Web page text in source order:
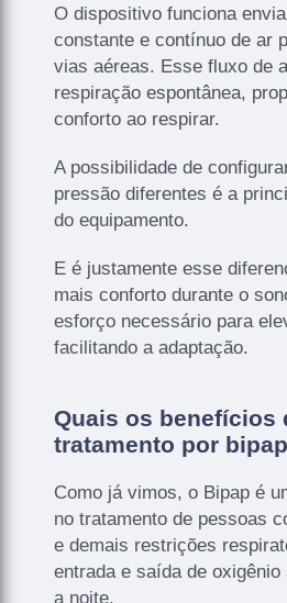
O dispositivo funciona
constante e contínuo de ar
vias aéreas. Esse fluxo de
respiração espontânea,
conforto ao respirar.
A possibilidade de
pressão diferentes é a
do equipamento.
E é justamente esse
mais conforto durante o
esforço necessário para
facilitando a adaptação.
Quais os benefícios
tratamento por
Como já vimos, o Bipap é
no tratamento de pessoas
e demais restrições
entrada e saída de
a noite.